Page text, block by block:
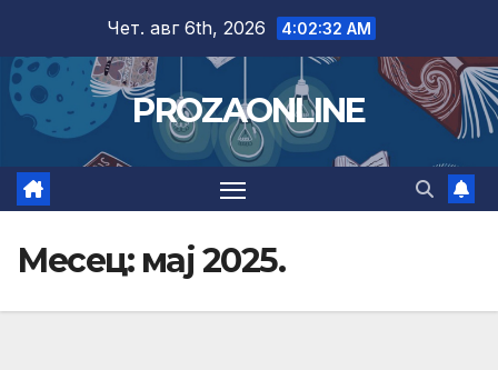
content
Чет. авг 6th, 2026 4:02:33 AM
PROZAONLINE
Месец: мај 2025.